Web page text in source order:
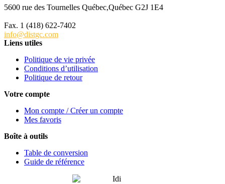
5600 rue des Tournelles Québec,Québec G2J 1E4
Fax. 1 (418) 622-7402
info@distgc.com
Liens utiles
Politique de vie privée
Conditions d’utilisation
Politique de retour
Votre compte
Mon compte / Créer un compte
Mes favoris
Boîte à outils
Table de conversion
Guide de référence